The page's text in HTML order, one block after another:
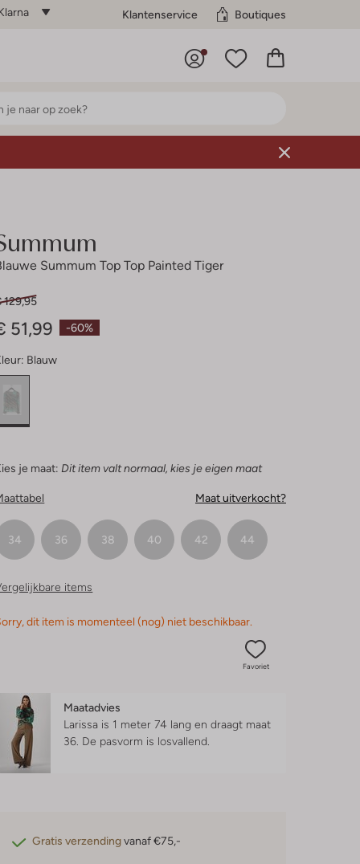
Klantenservice Boutiques
Summum Top Top Painted Tiger
-60%
129,95
51,99
Blauw
je maat: Dit item valt normaal, kies je eigen maat
Maat uitverkocht?
34 36 38 40 42 44
items
dit item is momenteel (nog) niet beschikbaar.
Favoriet
Maatadvies
Larissa is 1 meter 74 lang en draagt maat
36. De pasvorm is losvallend
Gratis verzendingvanaf €75,-